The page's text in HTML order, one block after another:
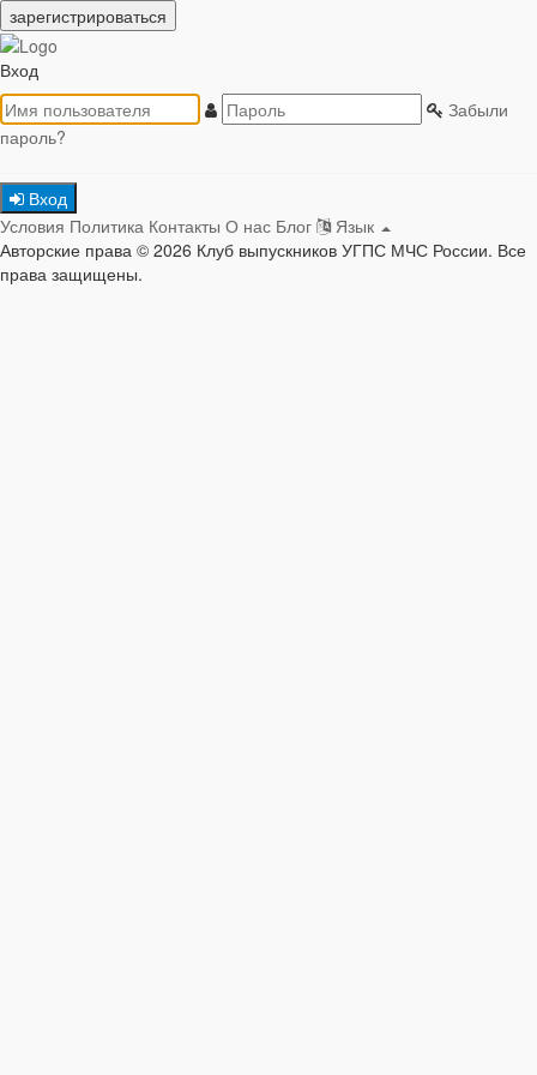
зарегистрироваться
Вход
Забыли
пароль?
Вход
Условия Политика Контакты О нас Блог
Язык
Авторские права © 2026 Клуб выпускников УГПС МЧС России. Все
права защищены.